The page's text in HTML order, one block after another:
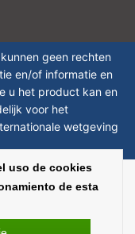
geen rechten
en/of informatie en
u het product kan en
voor het
wetgeving
| Todos los precios no
uso de cookies
de esta